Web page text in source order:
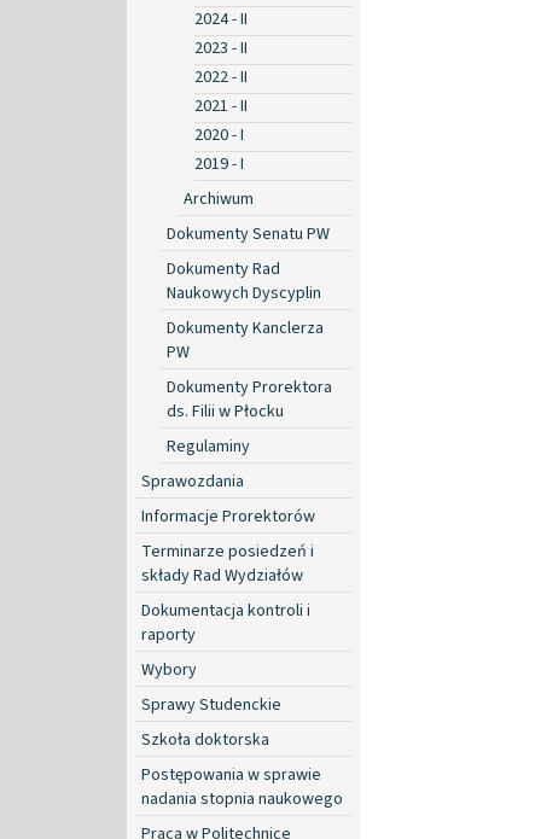
2024 - II
2023 - II
2022 - II
2021 - II
2020 - I
2019 - I
Archiwum
Dokumenty Senatu PW
Dokumenty Rad
Naukowych Dyscyplin
Dokumenty Kanclerza
PW
Dokumenty Prorektora
ds. Filii w Płocku
Regulaminy
Sprawozdania
Informacje Prorektorów
Terminarze posiedzeń i
składy Rad Wydziałów
Dokumentacja kontroli i
raporty
Wybory
Sprawy Studenckie
Szkoła doktorska
Postępowania w sprawie
nadania stopnia naukowego
Praca w Politechnice